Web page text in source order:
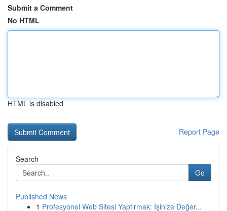
Submit a Comment
No HTML
HTML is disabled
Report Page
Search
Go
Published News
1 Profesyonel Web Sitesi Yaptırmak: İşinize Değer...